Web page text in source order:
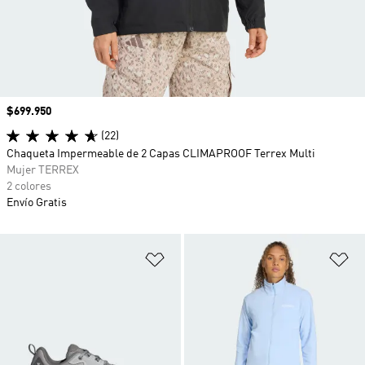
Añadir a la lista de deseos
Precio
$699.950
(22)
Chaqueta Impermeable de 2 Capas CLIMAPROOF Terrex Multi
Mujer TERREX
2 colores
Envío Gratis